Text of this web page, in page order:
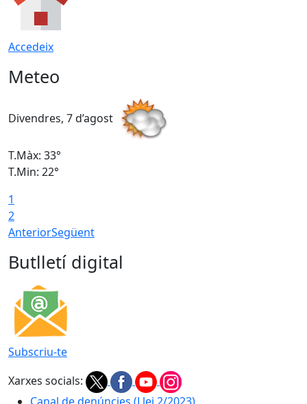
Accedeix
Meteo
Divendres, 7 d’agost
T.Màx: 33°
T.Min: 22°
1
2
AnteriorSegüent
Butlletí digital
Subscriu-te
Xarxes socials: